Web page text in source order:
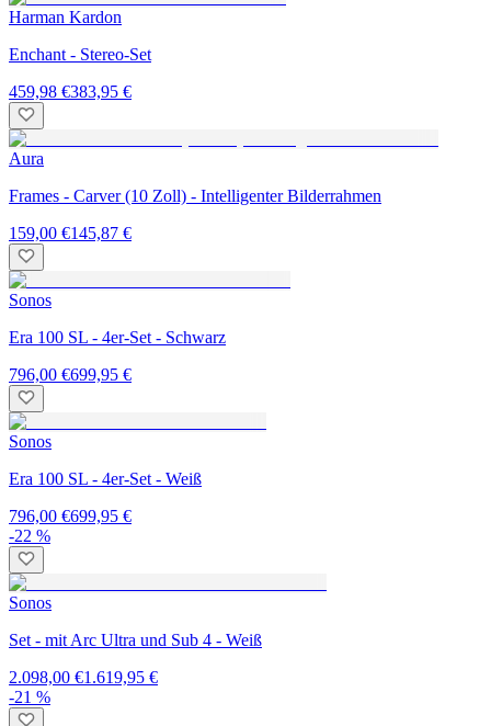
Harman Kardon
Enchant - Stereo-Set
459,98 €383,95 €
Aura
Frames - Carver (10 Zoll) - Intelligenter Bilderrahmen
159,00 €145,87 €
Sonos
Era 100 SL - 4er-Set - Schwarz
796,00 €699,95 €
Sonos
Era 100 SL - 4er-Set - Weiß
796,00 €699,95 €
-22 %
Sonos
Set - mit Arc Ultra und Sub 4 - Weiß
2.098,00 €1.619,95 €
-21 %